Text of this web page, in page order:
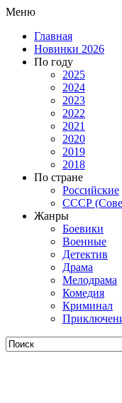
Меню
Главная
Новинки 2026
По году
2025
2024
2023
2022
2021
2020
2019
2018
По стране
Российские
СССР
Жанры
Боевики
Военные
Детектив
Драма
Мелодрама
Комедия
Криминал